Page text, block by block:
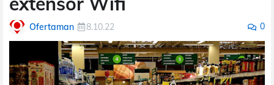
Ofertaman 8.10.22 0